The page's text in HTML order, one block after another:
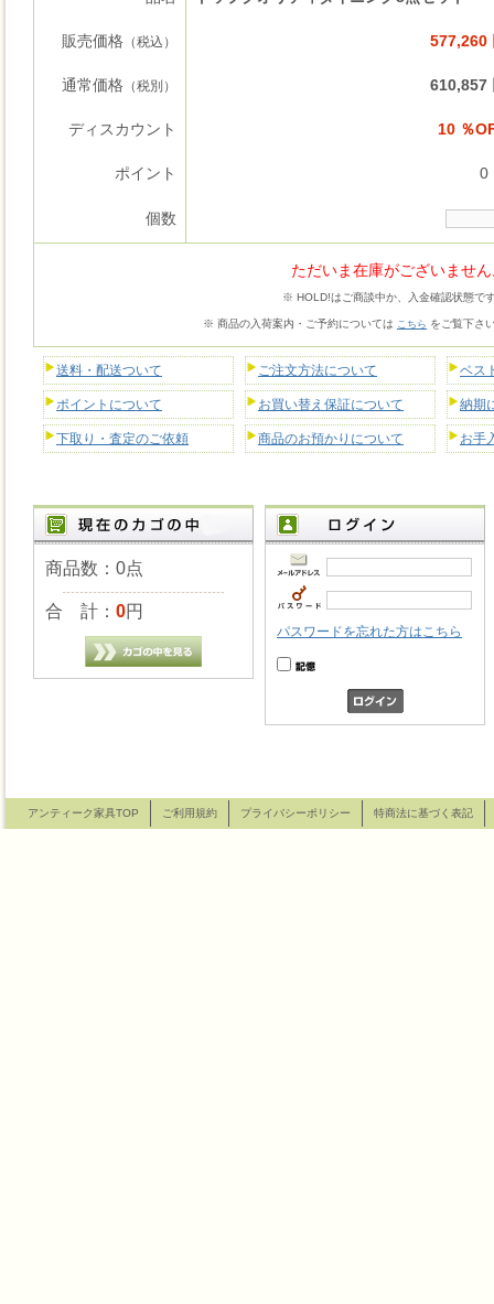
販売価格 （税込） 577,260
通常価格 （税別） 610,857
ディスカウント 10 ％
ポイント 0
個数
ただいま在庫がございませ
※ HOLD!はご商談中か、入金確認状態で
※ 商品の入荷案内・ご予約については こちら をご覧下さ
送料・配送ついて ご注文方法について ベス
ポイントについて お買い替え保証について 納期
下取り・査定のご依頼 商品のお預かりについて お手
商品数：0点
合 計： 0円
パスワードを忘れた方はこちら
アンティーク家具TOP ご利用規約 プライバシーポリシー 特商法に基づく表記